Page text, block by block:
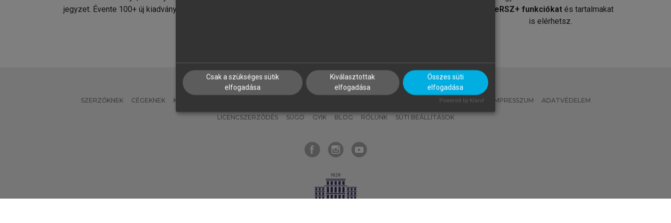
jegyzet. Évente 100+ új kiadvány.
MeRSZ+ funkciókat és tartalmakat
is elérhetsz.
SZERZŐKNEK CÉGEKNEK KÖNYVTÁROSOKNAK MI – ÁLTALÁNOS IRÁNYELVEK IMPRESSZUM ADATVÉDELEM
LICENCSZERZŐDÉS SÚGÓ GYIK BLOG RÓLUNK SÜTI BEÁLLÍTÁSOK
Csak a szükséges sütik
elfogadása
Kiválasztottak
elfogadása
Összes süti
elfogadása
Powered by Klaro!